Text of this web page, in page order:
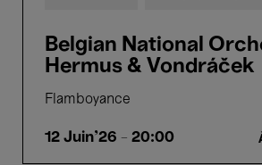
Belgian National
Hermus & Vondráček
Flamboyance
12 Juin'26 - 20:00